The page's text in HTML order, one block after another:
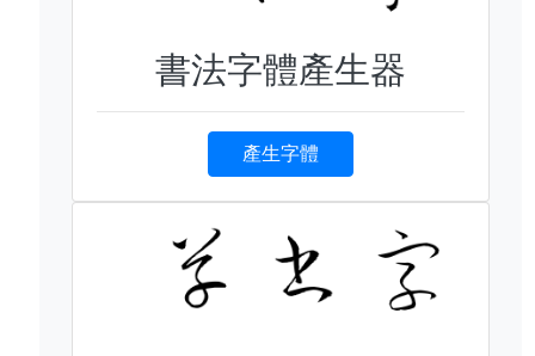
書法字體產生器
產生字體